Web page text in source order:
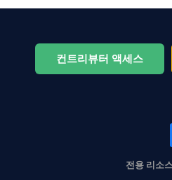
컨트리뷰터 액세스
전용 리소